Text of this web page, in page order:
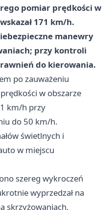
pomiar prędkości w
171 km/h.
manewry
przy kontroli
do kierowania.
po zauważeniu
w obszarze
km/h przy
do 50 km/h.
świetlnych i
w miejscu
szereg wykroczeń
wyprzedzał na
skrzyżowaniach,